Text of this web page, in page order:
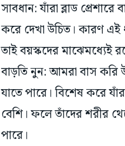
সাবধান: যাঁরা ব্লাড
করে দেখা উচিত। কারণ এই
তাই বয়স্কদের মাঝেমধ্যেই
বাড়তি নুন: আমরা বাস করি
যাতে পারে। বিশেষ করে
বেশি। ফলে তাঁদের শরীর
পারে।